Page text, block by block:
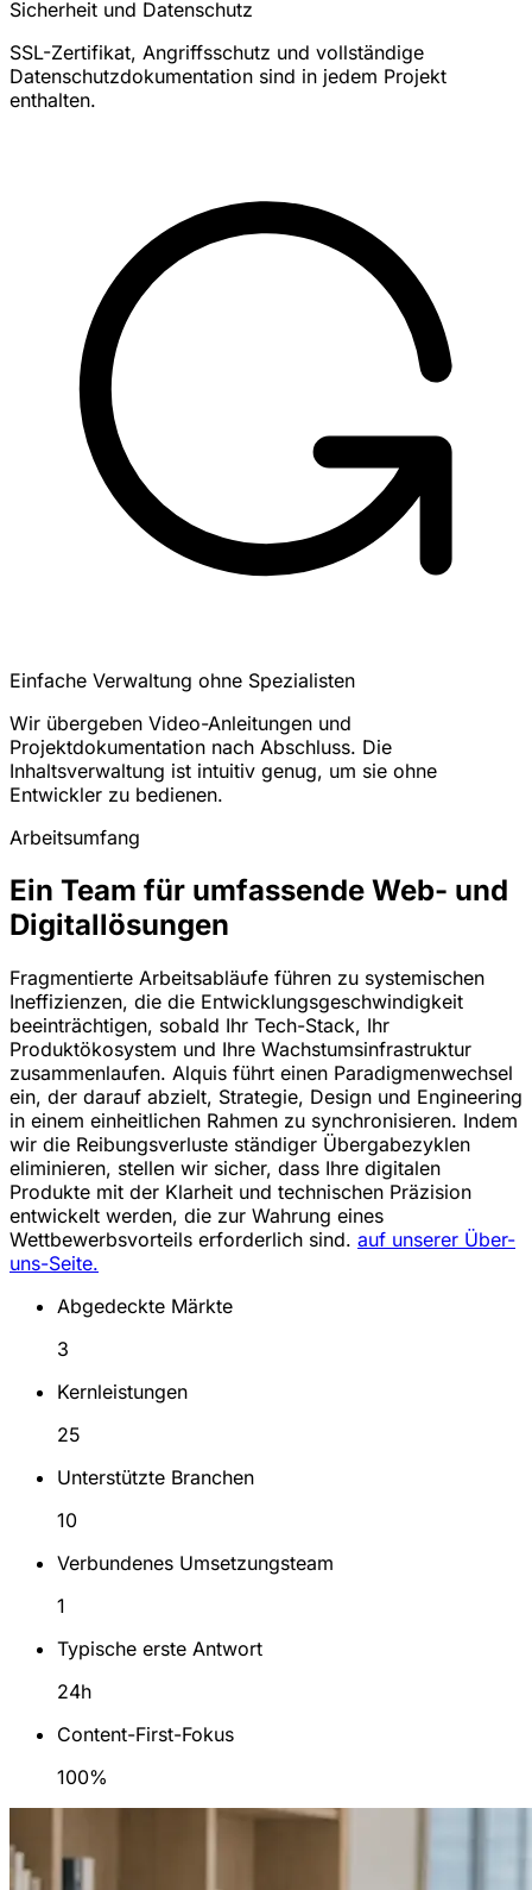
Sicherheit und Datenschutz
SSL-Zertifikat, Angriffsschutz und vollständige
Datenschutzdokumentation sind in jedem Projekt
enthalten.
Einfache Verwaltung ohne Spezialisten
Wir übergeben Video-Anleitungen und
Projektdokumentation nach Abschluss. Die
Inhaltsverwaltung ist intuitiv genug, um sie ohne
Entwickler zu bedienen.
Arbeitsumfang
Ein Team für umfassende Web- und
Digitallösungen
Fragmentierte Arbeitsabläufe führen zu systemischen
Ineffizienzen, die die Entwicklungsgeschwindigkeit
beeinträchtigen, sobald Ihr Tech-Stack, Ihr
Produktökosystem und Ihre Wachstumsinfrastruktur
zusammenlaufen. Alquis führt einen Paradigmenwechsel
ein, der darauf abzielt, Strategie, Design und Engineering
in einem einheitlichen Rahmen zu synchronisieren. Indem
wir die Reibungsverluste ständiger Übergabezyklen
eliminieren, stellen wir sicher, dass Ihre digitalen
Produkte mit der Klarheit und technischen Präzision
entwickelt werden, die zur Wahrung eines
Wettbewerbsvorteils erforderlich sind. auf unserer Über-
uns-Seite.
Abgedeckte Märkte
3
Kernleistungen
25
Unterstützte Branchen
10
Verbundenes Umsetzungsteam
1
Typische erste Antwort
24h
Content-First-Fokus
100%